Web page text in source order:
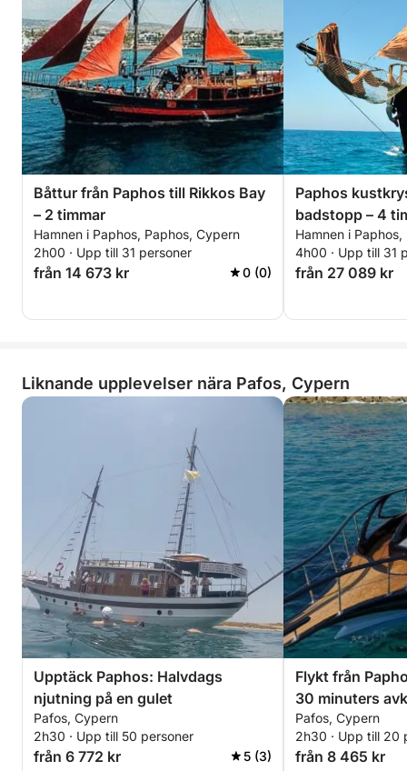
Båttur från Paphos till Rikkos Bay
– 2 timmar
Hamnen i Paphos, Paphos, Cypern
2h00 · Upp till 31 personer
från 14 673 kr 0 (0)
Paphos
badstopp – 4
Hamnen i
4h00 · Upp till 31
från 27 089 kr
Liknande upplevelser nära Pafos, Cypern
Upptäck Paphos: Halvdags
njutning på en gulet
Pafos, Cypern
2h30 · Upp till 50 personer
från 6 772 kr 5 (3)
Flykt från
30 minuters
motorbåt
Pafos, Cypern
2h30 · Upp till 20
från 8 465 kr